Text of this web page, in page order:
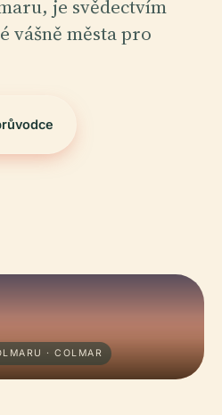
je svědectvím
vášně města pro
· COLMAR